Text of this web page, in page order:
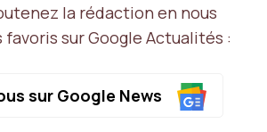
la rédaction en nous
sur Google Actualités :
sur Google News